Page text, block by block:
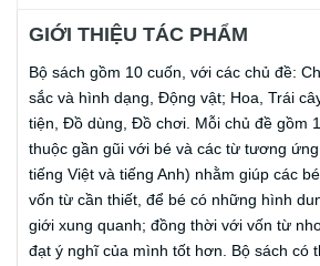
GIỚI THIỆU TÁC PHẨM
Bộ sách gồm 10 cuốn, với các chủ đề:
sắc và hình dạng, Động vật; Hoa, Trái
tiện, Đồ dùng, Đồ chơi. Mỗi chủ đề gồm
thuộc gần gũi với bé và các từ tương
tiếng Việt và tiếng Anh) nhằm giúp các
vốn từ cần thiết, để bé có những hình
giới xung quanh; đồng thời với vốn từ
đạt ý nghĩ của mình tốt hơn. Bộ sách có